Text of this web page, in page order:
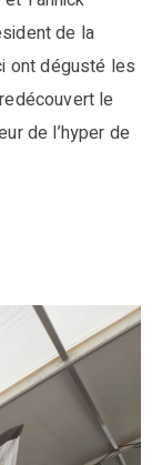
de la
ont dégusté les
le
de l’hyper de